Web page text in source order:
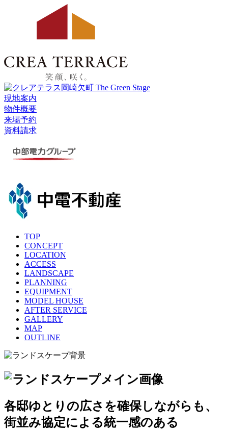
現地案内
物件概要
来場予約
資料請求
TOP
CONCEPT
LOCATION
ACCESS
LANDSCAPE
PLANNING
EQUIPMENT
MODEL HOUSE
AFTER SERVICE
GALLERY
MAP
OUTLINE
各邸ゆとりの広さを確保しながらも、
街並み協定による統一感のある